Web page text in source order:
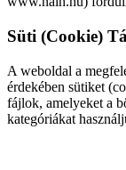
Süti (Cookie)
A weboldal a
érdekében sütiket
fájlok, amelyeket a
kategóriákat